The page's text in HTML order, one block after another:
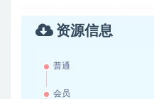
资源信息
普通
会员